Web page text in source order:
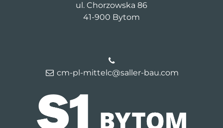
ul. Chorzowska 86
41-900 Bytom
cm-pl-mittelc@saller-bau.com